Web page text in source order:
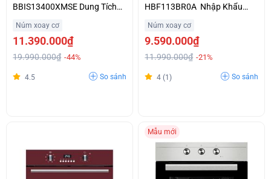
BBIS13400XMSE Dung Tích
Núm xoay cơ
11.390.000₫
19.990.000₫ -44%
4.5 So sánh
HBF113BR0A Nhập Khẩu
Đãi Cực Sốc
Núm xoay cơ
9.590.000₫
11.990.000₫ -21%
4 (1) So sánh
Mẫu mới